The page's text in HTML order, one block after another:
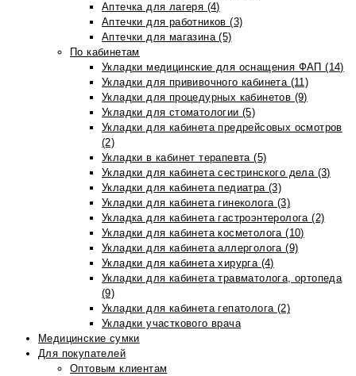
Аптечка для лагеря (4)
Аптечки для работников (3)
Аптечки для магазина (5)
По кабинетам
Укладки медицинские для оснащения ФАП (14)
Укладки для прививочного кабинета (11)
Укладки для процедурных кабинетов (9)
Укладки для стоматологии (5)
Укладки для кабинета предрейсовых осмотров
(2)
Укладки в кабинет терапевта (5)
Укладки для кабинета сестринского дела (3)
Укладки для кабинета педиатра (3)
Укладки для кабинета гинеколога (3)
Укладка для кабинета гастроэнтеролога (2)
Укладки для кабинета косметолога (10)
Укладки для кабинета аллерголога (9)
Укладки для кабинета хирурга (4)
Укладки для кабинета травматолога, ортопеда
(9)
Укладки для кабинета гепатолога (2)
Укладки участкового врача
Медицинские сумки
Для покупателей
Оптовым клиентам